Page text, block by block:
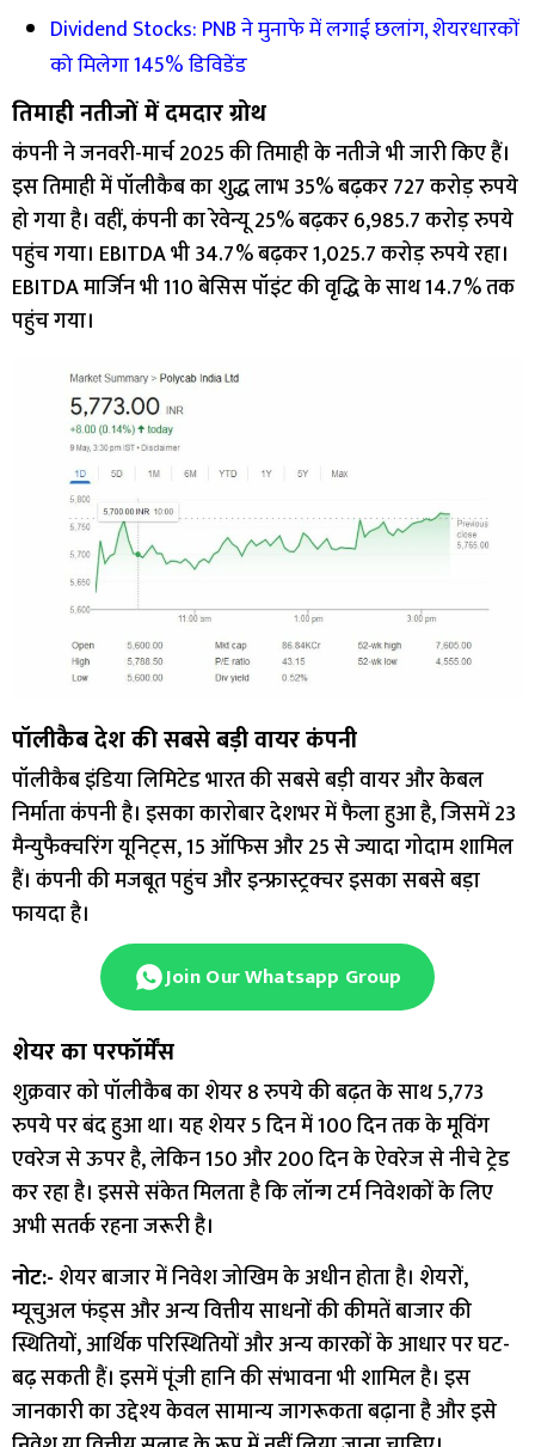
Dividend Stocks: PNB ने मुनाफे में लगाई छलांग, शेयरधारकों
को मिलेगा 145% डिविडेंड
तिमाही नतीजों में दमदार ग्रोथ
कंपनी ने जनवरी-मार्च 2025 की तिमाही के नतीजे भी जारी किए हैं।
इस तिमाही में पॉलीकैब का शुद्ध लाभ 35% बढ़कर 727 करोड़ रुपये
हो गया है। वहीं, कंपनी का रेवेन्यू 25% बढ़कर 6,985.7 करोड़ रुपये
पहुंच गया। EBITDA भी 34.7% बढ़कर 1,025.7 करोड़ रुपये रहा।
EBITDA मार्जिन भी 110 बेसिस पॉइंट की वृद्धि के साथ 14.7% तक
पहुंच गया।
पॉलीकैब देश की सबसे बड़ी वायर कंपनी
पॉलीकैब इंडिया लिमिटेड भारत की सबसे बड़ी वायर और केबल
निर्माता कंपनी है। इसका कारोबार देशभर में फैला हुआ है, जिसमें 23
मैन्युफैक्चरिंग यूनिट्स, 15 ऑफिस और 25 से ज्यादा गोदाम शामिल
हैं। कंपनी की मजबूत पहुंच और इन्फ्रास्ट्रक्चर इसका सबसे बड़ा
फायदा है।
Join Our Whatsapp Group
शेयर का परफॉर्मेंस
शुक्रवार को पॉलीकैब का शेयर 8 रुपये की बढ़त के साथ 5,773
रुपये पर बंद हुआ था। यह शेयर 5 दिन में 100 दिन तक के मूविंग
एवरेज से ऊपर है, लेकिन 150 और 200 दिन के ऐवरेज से नीचे ट्रेड
कर रहा है। इससे संकेत मिलता है कि लॉन्ग टर्म निवेशकों के लिए
अभी सतर्क रहना जरूरी है।
नोट:- शेयर बाजार में निवेश जोखिम के अधीन होता है। शेयरों,
म्यूचुअल फंड्स और अन्य वित्तीय साधनों की कीमतें बाजार की
स्थितियों, आर्थिक परिस्थितियों और अन्य कारकों के आधार पर घट-
बढ़ सकती हैं। इसमें पूंजी हानि की संभावना भी शामिल है। इस
जानकारी का उद्देश्य केवल सामान्य जागरूकता बढ़ाना है और इसे